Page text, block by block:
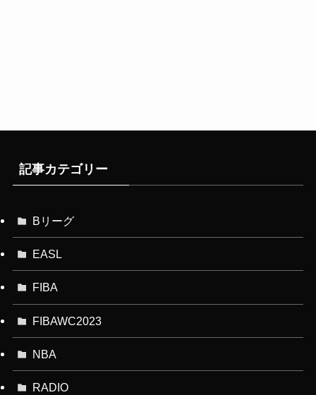
記事カテゴリー
Bリーグ
EASL
FIBA
FIBAWC2023
NBA
RADIO